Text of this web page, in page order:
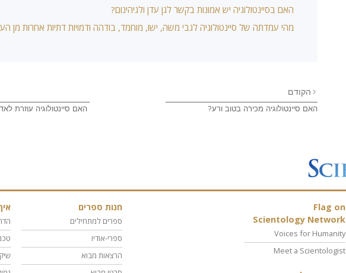
האם בסיינטולוגיה יש אמונות בקשר לגן עדן ולגיהינום?
מהי עמדתה של סיינטולוגיה לגבי משה, ישו, מוחמד, בודהה ודמויות דתיות אחרות מן
הקודם
האם סיינטולוגיה מכירה בטוב ורע? האם סיינטולוגיה עוזרת
Flag on
Scientology Network
Voices for Humanity
Meet a Scientologist
חנות ספרים
ספרים למתחילים
ספרי-אודיו
הרצאות מבוא